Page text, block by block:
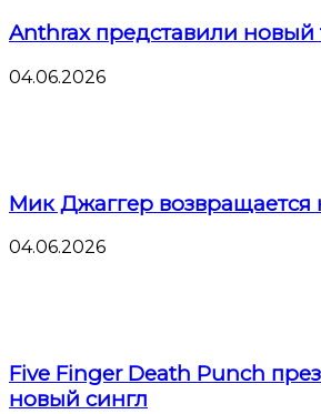
Anthrax представили новый
04.06.2026
Мик Джаггер возвращается
04.06.2026
Five Finger Death Punch
новый сингл